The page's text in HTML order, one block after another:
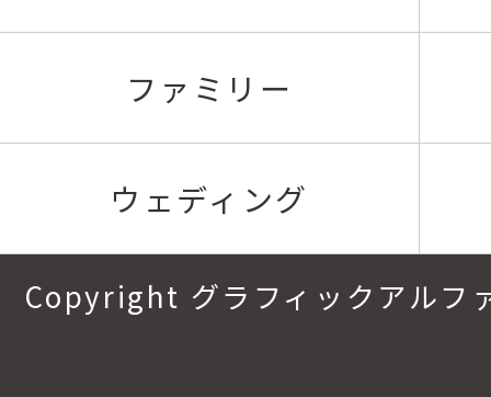
ファミリー
ウェディング
Copyright グラフィックアル